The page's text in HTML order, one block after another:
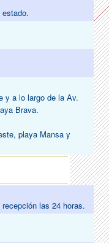
y a lo largo de la Av.
Brava.
playa Mansa y
las 24 horas.